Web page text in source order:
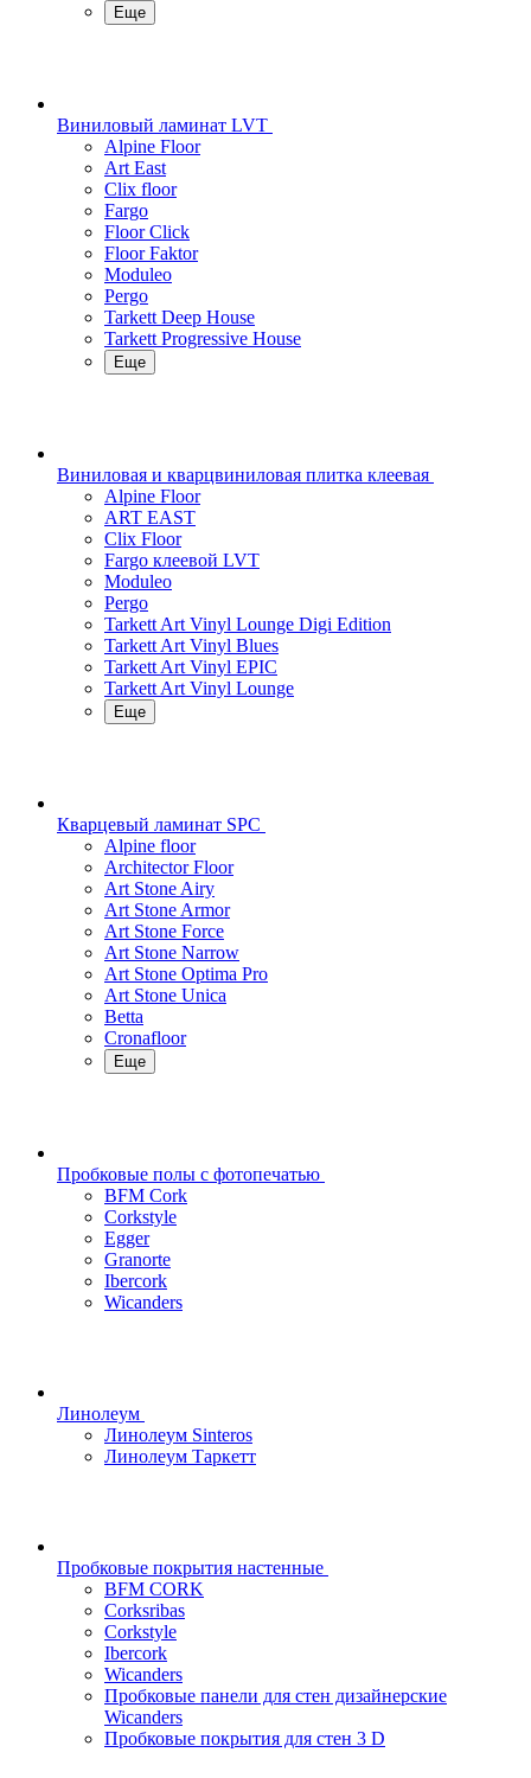
Еще
Виниловый ламинат LVT
Alpine Floor
Art East
Clix floor
Fargo
Floor Click
Floor Faktor
Moduleo
Pergo
Tarkett Deep House
Tarkett Progressive House
Еще
Виниловая и кварцвиниловая плитка клеевая
Alpine Floor
ART EAST
Clix Floor
Fargo клеевой LVT
Moduleo
Pergo
Tarkett Art Vinyl Lounge Digi Edition
Tarkett Art Vinyl Blues
Tarkett Art Vinyl EPIC
Tarkett Art Vinyl Lounge
Еще
Кварцевый ламинат SPC
Alpine floor
Architector Floor
Art Stone Airy
Art Stone Armor
Art Stone Force
Art Stone Narrow
Art Stone Optima Pro
Art Stone Unica
Betta
Cronafloor
Еще
Пробковые полы с фотопечатью
BFM Cork
Corkstyle
Egger
Granorte
Ibercork
Wicanders
Линолеум
Линолеум Sinteros
Линолеум Таркетт
Пробковые покрытия настенные
BFM CORK
Corksribas
Corkstyle
Ibercork
Wicanders
Пробковые панели для стен дизайнерские
Wicanders
Пробковые покрытия для стен 3 D